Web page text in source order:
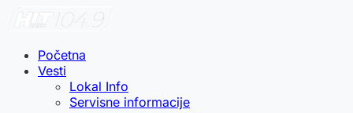
Početna
Vesti
Lokal Info
Servisne informacije